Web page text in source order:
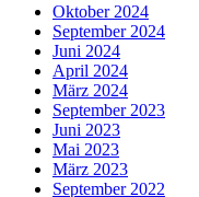
Oktober 2024
September 2024
Juni 2024
April 2024
März 2024
September 2023
Juni 2023
Mai 2023
März 2023
September 2022